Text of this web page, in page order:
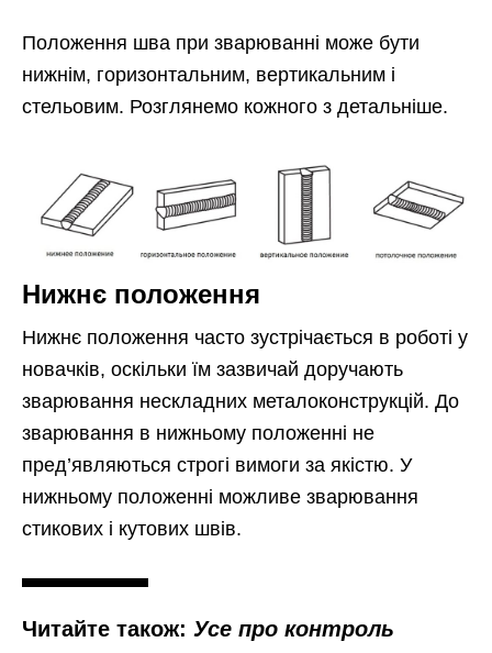
Положення шва при зварюванні може бути
нижнім, горизонтальним, вертикальним і
стельовим. Розглянемо кожного з детальніше.
Нижнє положення
Нижнє положення часто зустрічається в роботі у
новачків, оскільки їм зазвичай доручають
зварювання нескладних металоконструкцій. До
зварювання в нижньому положенні не
пред’являються строгі вимоги за якістю. У
нижньому положенні можливе зварювання
стикових і кутових швів.
Читайте також: Усе про контроль